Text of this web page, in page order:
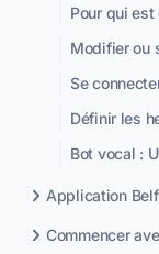
Pour qui
Modifier ou
Se
Définir les
Bot vocal :
Application
Commencer